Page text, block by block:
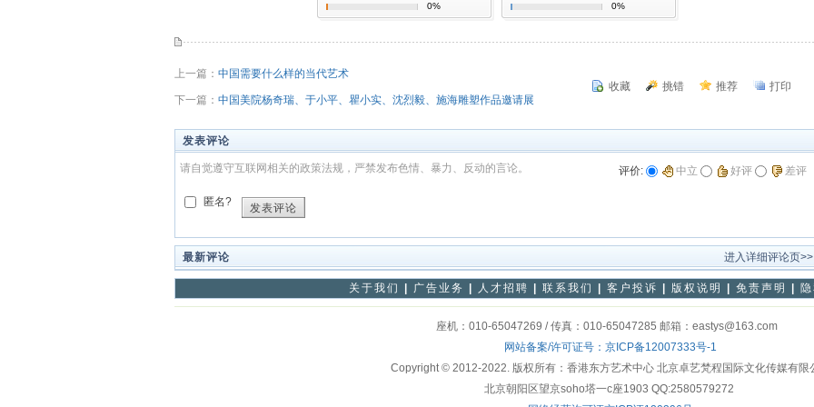
0% 0%
上一篇： 中国需要什么样的当代艺术
下一篇： 中国美院杨奇瑞、于小平、瞿小实、沈烈毅、施海雕塑作品邀请展
收藏 挑错 推荐 打印
发表评论
请自觉遵守互联网相关的政策法规，严禁发布色情、暴力、反动的言论。 评价: 中立 好评 差评
匿名?
发表评论
最新评论 进入详细评论页>>
关于我们 广告业务 人才招聘 联系我们 客户投诉 版权说明 免责声明
座机：010-65047269 / 传真：010-65047285 邮箱：eastys@163.com
网站备案/许可证号： 京ICP备12007333号-1
Copyright © 2012-2022. 版权所有：香港东方艺术中心 北京卓艺梵程国际文化传媒有限
北京朝阳区望京soho塔一c座1903 QQ:2580579272